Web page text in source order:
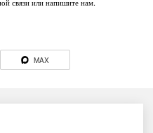
MAX